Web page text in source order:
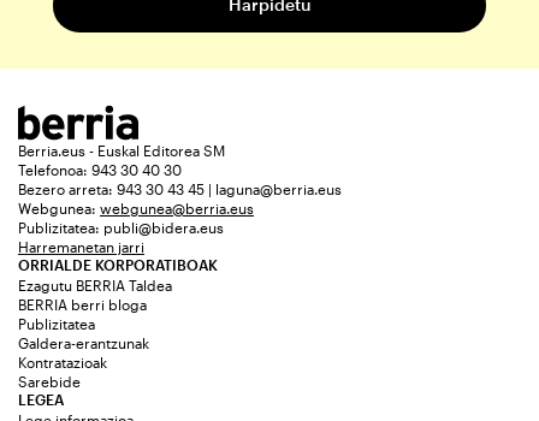
Berria.eus - Euskal Editorea SM
Telefonoa: 943 30 40 30
Bezero arreta: 943 30 43 45 | laguna@berria.eus
Webgunea: webgunea@berria.eus
Publizitatea: publi@bidera.eus
Harremanetan jarri
ORRIALDE KORPORATIBOAK
Ezagutu BERRIA Taldea
BERRIA berri bloga
Publizitatea
Galdera-erantzunak
Kontratazioak
Sarebide
LEGEA